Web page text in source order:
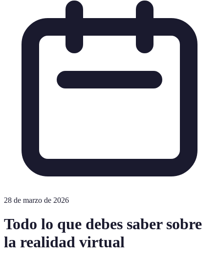
28 de marzo de 2026
Todo lo que debes saber sobre
la realidad virtual